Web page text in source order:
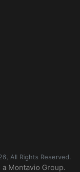
All Rights Reserved.
Montavio Group.